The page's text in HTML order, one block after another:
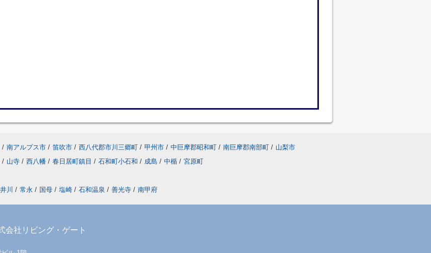
/ 南アルプス市 / 笛吹市 / 西八代郡市川三郷町 / 甲州市 / 中巨摩郡昭和町 / 南巨摩郡南部町 / 山梨市
/ 山寺 / 西八幡 / 春日居町鎮目 / 石和町小石和 / 成島 / 中楯 / 宮原町
川 / 常永 / 国母 / 塩崎 / 石和温泉 / 善光寺 / 南甲府
会社リビング・ゲート